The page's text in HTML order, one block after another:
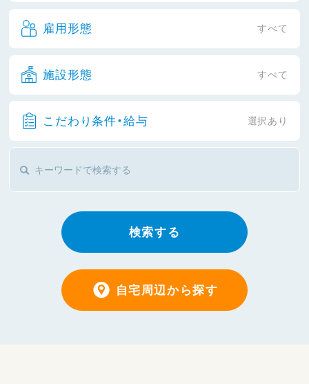
雇用形態 すべて
施設形態 すべて
こだわり条件・給与 選択あり
検索する
自宅周辺から探す